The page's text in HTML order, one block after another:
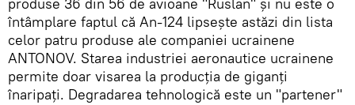
produse 36 din 56 de avioane "Ruslan" și nu este o
întâmplare faptul că An-124 lipsește astăzi din lista
celor patru produse ale companiei ucrainene
ANTONOV. Starea industriei aeronautice ucrainene
permite doar visarea la producția de giganți
înaripați. Degradarea tehnologică este un "partener"